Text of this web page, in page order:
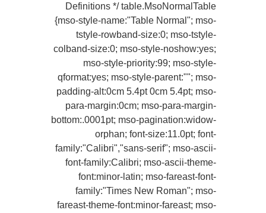
Definitions */ table.MsoNormalTable
{mso-style-name:"Table Normal"; mso-
tstyle-rowband-size:0; mso-tstyle-
colband-size:0; mso-style-noshow:yes;
mso-style-priority:99; mso-style-
qformat:yes; mso-style-parent:""; mso-
padding-alt:0cm 5.4pt 0cm 5.4pt; mso-
para-margin:0cm; mso-para-margin-
bottom:.0001pt; mso-pagination:widow-
orphan; font-size:11.0pt; font-
family:"Calibri","sans-serif"; mso-ascii-
font-family:Calibri; mso-ascii-theme-
font:minor-latin; mso-fareast-font-
family:"Times New Roman"; mso-
fareast-theme-font:minor-fareast; mso-